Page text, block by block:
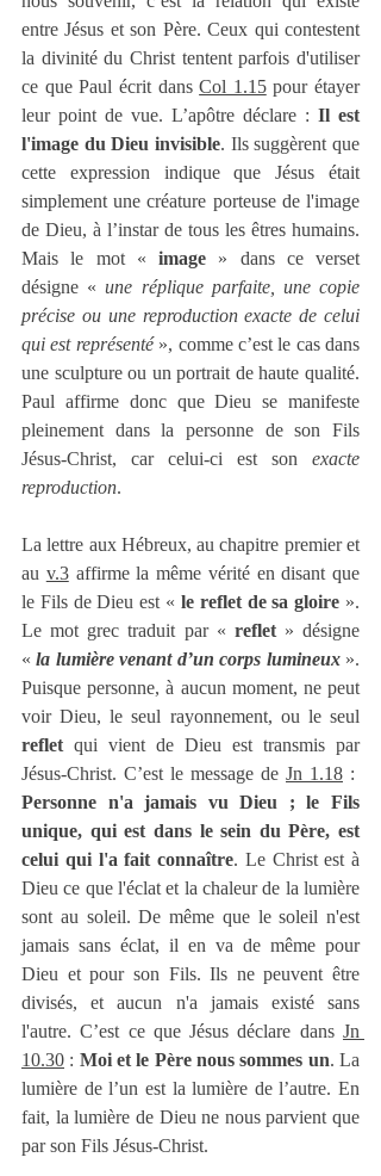
entre Jésus et son Père. Ceux qui contestent
la divinité du Christ tentent parfois d'utiliser
ce que Paul écrit dans Col 1.15 pour étayer
leur point de vue. L’apôtre déclare : Il est
l'image du Dieu invisible. Ils suggèrent que
cette expression indique que Jésus était
simplement une créature porteuse de l'image
de Dieu, à l’instar de tous les êtres humains.
Mais le mot « image » dans ce verset
désigne « une réplique parfaite, une copie
précise ou une reproduction exacte de celui
qui est représenté », comme c’est le cas dans
une sculpture ou un portrait de haute qualité.
Paul affirme donc que Dieu se manifeste
pleinement dans la personne de son Fils
Jésus-Christ, car celui-ci est son exacte
reproduction.
La lettre aux Hébreux, au chapitre premier et
au v.3 affirme la même vérité en disant que
le Fils de Dieu est « le reflet de sa gloire ».
Le mot grec traduit par « reflet » désigne
« la lumière venant d’un corps lumineux ».
Puisque personne, à aucun moment, ne peut
reflet qui vient de Dieu est transmis par
Jésus-Christ. C’est le message de Jn 1.18
Personne n'a jamais vu Dieu ; le Fils
unique, qui est dans le sein du Père, est
celui qui l'a fait connaître. Le Christ est à
Dieu ce que l'éclat et la chaleur de la lumière
sont au soleil. De même que le soleil n'est
jamais sans éclat, il en va de même pour
Dieu et pour son Fils. Ils ne peuvent être
divisés, et aucun n'a jamais existé sans
l'autre. C’est ce que Jésus déclare dans Jn
10.30 : Moi et le Père nous sommes un. La
lumière de l’un est la lumière de l’autre. En
fait, la lumière de Dieu ne nous parvient que
par son Fils Jésus-Christ.